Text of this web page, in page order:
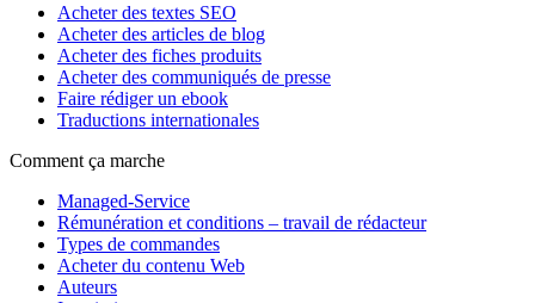
Acheter des textes SEO
Acheter des articles de blog
Acheter des fiches produits
Acheter des communiqués de presse
Faire rédiger un ebook
Traductions internationales
Comment ça marche
Managed-Service
Rémunération et conditions – travail de rédacteur
Types de commandes
Acheter du contenu Web
Auteurs